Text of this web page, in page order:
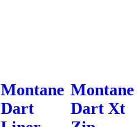
Montane
Dart
Montane
Dart Xt